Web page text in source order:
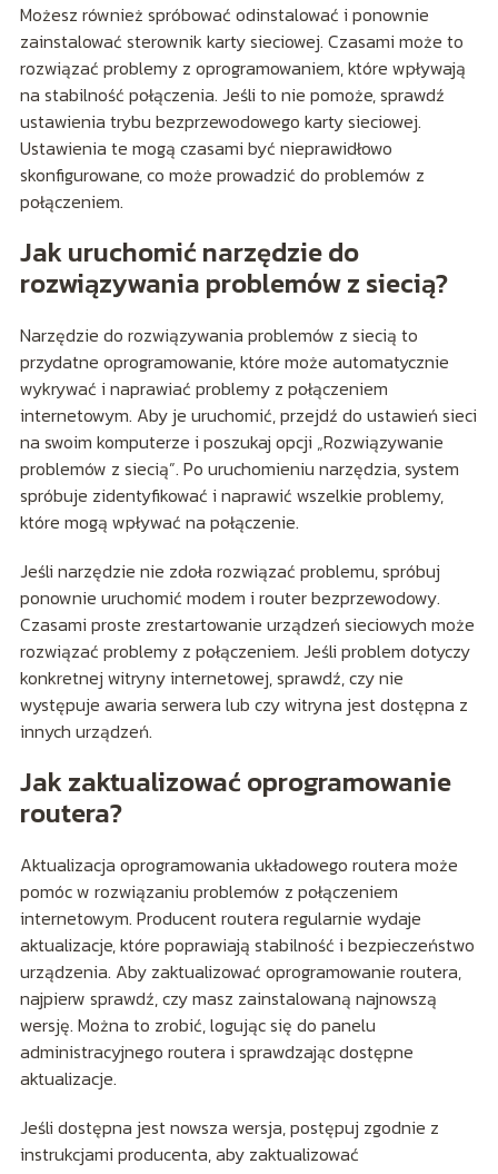
Możesz również spróbować odinstalować i ponownie
zainstalować sterownik karty sieciowej. Czasami może to
rozwiązać problemy z oprogramowaniem, które wpływają
na stabilność połączenia. Jeśli to nie pomoże, sprawdź
ustawienia trybu bezprzewodowego karty sieciowej.
Ustawienia te mogą czasami być nieprawidłowo
skonfigurowane, co może prowadzić do problemów z
połączeniem.
Jak uruchomić narzędzie do
rozwiązywania problemów z siecią?
Narzędzie do rozwiązywania problemów z siecią to
przydatne oprogramowanie, które może automatycznie
wykrywać i naprawiać problemy z połączeniem
internetowym. Aby je uruchomić, przejdź do ustawień sieci
na swoim komputerze i poszukaj opcji „Rozwiązywanie
problemów z siecią”. Po uruchomieniu narzędzia, system
spróbuje zidentyfikować i naprawić wszelkie problemy,
które mogą wpływać na połączenie.
Jeśli narzędzie nie zdoła rozwiązać problemu, spróbuj
ponownie uruchomić modem i router bezprzewodowy.
Czasami proste zrestartowanie urządzeń sieciowych może
rozwiązać problemy z połączeniem. Jeśli problem dotyczy
konkretnej witryny internetowej, sprawdź, czy nie
występuje awaria serwera lub czy witryna jest dostępna z
innych urządzeń.
Jak zaktualizować oprogramowanie
routera?
Aktualizacja oprogramowania układowego routera może
pomóc w rozwiązaniu problemów z połączeniem
internetowym. Producent routera regularnie wydaje
aktualizacje, które poprawiają stabilność i bezpieczeństwo
urządzenia. Aby zaktualizować oprogramowanie routera,
najpierw sprawdź, czy masz zainstalowaną najnowszą
wersję. Można to zrobić, logując się do panelu
administracyjnego routera i sprawdzając dostępne
aktualizacje.
Jeśli dostępna jest nowsza wersja, postępuj zgodnie z
instrukcjami producenta, aby zaktualizować